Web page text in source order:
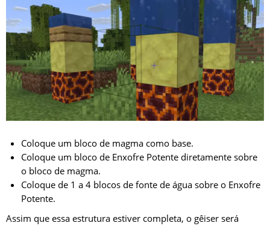
Coloque um bloco de magma como base.
Coloque um bloco de Enxofre Potente diretamente sobre
o bloco de magma.
Coloque de 1 a 4 blocos de fonte de água sobre o Enxofre
Potente.
Assim que essa estrutura estiver completa, o gêiser será